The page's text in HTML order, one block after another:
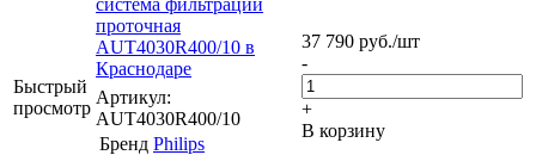
Быстрый
просмотр
проточная
AUT4030R400/10 в
Краснодаре
Артикул:
AUT4030R400/10
Бренд Philips
37 790 руб./шт
-
+
В корзину